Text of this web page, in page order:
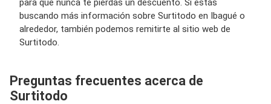
para que nunca te pierdas un descuento. Si estás
buscando más información sobre Surtitodo en Ibagué o
alrededor, también podemos remitirte al sitio web de
Surtitodo.
Preguntas frecuentes acerca de
Surtitodo